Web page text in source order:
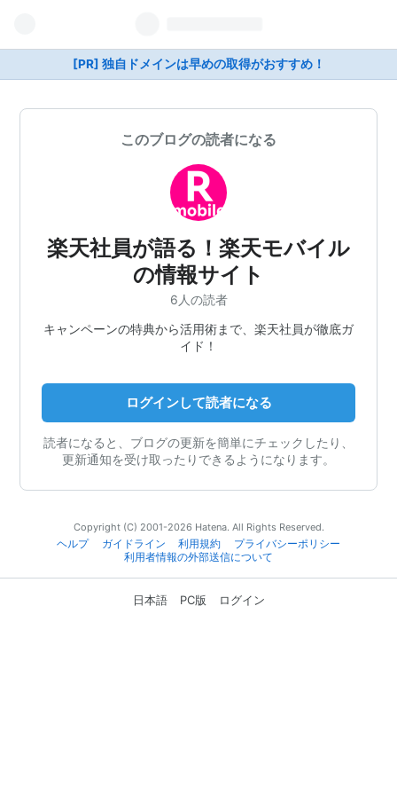
[PR] 独自ドメインは早めの取得がおすすめ！
このブログの読者になる
楽天社員が語る！楽天モバイル
の情報サイト
6人の読者
キャンペーンの特典から活用術まで、楽天社員が徹底ガ
イド！
ログインして読者になる
読者になると、ブログの更新を簡単にチェックしたり、
更新通知を受け取ったりできるようになります。
Copyright (C) 2001-2026 Hatena. All Rights Reserved.
ヘルプ
ガイドライン 利用規約
プライバシーポリシー
利用者情報の外部送信について
日本語 PC版 ログイン